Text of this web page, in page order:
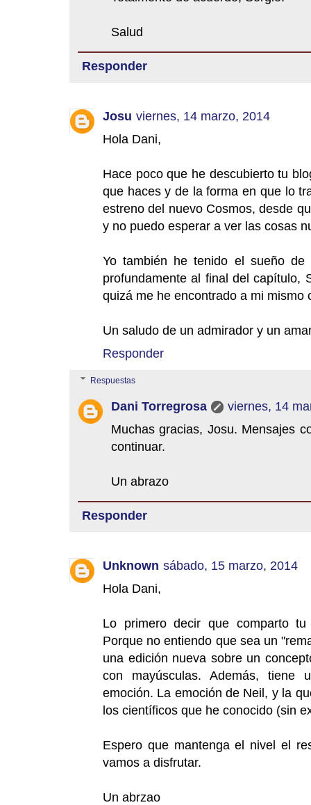
Salud
Responder
Josu viernes, 14 marzo, 2014
Hola Dani,
Hace poco que he descubierto tu
que haces y de la forma en que lo
estreno del nuevo Cosmos, desde
y no puedo esperar a ver las cosas
Yo también he tenido el sueño
profundamente al final del capítulo,
quizá me he encontrado a mi mismo
Un saludo de un admirador y un
Responder
Respuestas
Dani Torregrosa
viernes, 14
Muchas gracias, Josu. Mensajes
continuar.
Un abrazo
Responder
Unknown sábado, 15 marzo, 2014
Hola Dani,
Lo primero decir que comparto
Porque no entiendo que sea un
una edición nueva sobre un
con mayúsculas. Además, tiene
emoción. La emoción de Neil, y la
los científicos que he conocido (sin
Espero que mantenga el nivel el
vamos a disfrutar.
Un abrzao